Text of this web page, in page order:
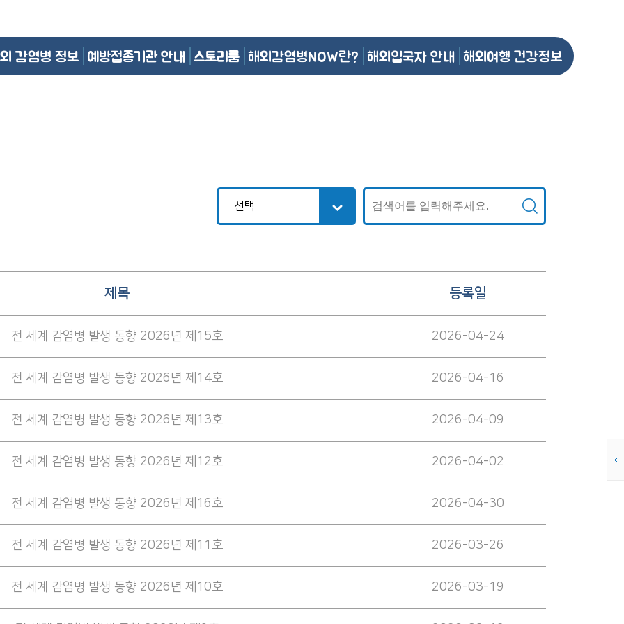
감염병 정보 예방접종기관 안내 스토리룸 해외감염병NOW란? 해외입국자 안내 해외여행 건강정보
제목 등록일
전 세계 감염병 발생 동향 2026년 제15호 2026-04-24
전 세계 감염병 발생 동향 2026년 제14호 2026-04-16
전 세계 감염병 발생 동향 2026년 제13호 2026-04-09
전 세계 감염병 발생 동향 2026년 제12호 2026-04-02
전 세계 감염병 발생 동향 2026년 제16호 2026-04-30
전 세계 감염병 발생 동향 2026년 제11호 2026-03-26
전 세계 감염병 발생 동향 2026년 제10호 2026-03-19